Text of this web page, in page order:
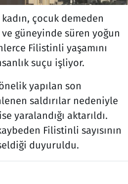
çocuk demeden
güneyinde süren yoğun
Filistinli yaşamını
suçu işliyor.
yapılan son
saldırılar nedeniyle
yaralandığı aktarıldı.
Filistinli sayısının
duyuruldu.